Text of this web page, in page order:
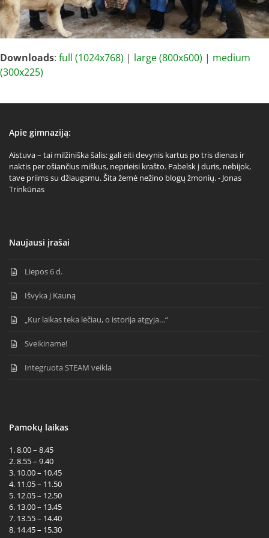
Downloads: full (1024x768) | large (800x600) | medium
(300x225)
Apie gimnaziją:
Aistuva – tai milžiniška šalis: gali eiti devynis kartus po tris dienas ir
naktis per ošiančius miškus, neprieisi krašto. Pabelsk į duris, nebijok,
tave priims su džiaugsmu. Šita žemė nežino blogų žmonių. - Jonas
Trinkūnas
Naujausi įrašai
Liepos 6 d.
Išvyka į Kauną
„Kur laikas teka lėčiau, o istorija atgyja…“
Sveikiname!
Integruota STEAM veikla
Pamokų laikas
1. 8.00 – 8.45
2. 8.55 – 9.40
3. 10.00 – 10.45
4. 11.05 – 11.50
5. 12.05 – 12.50
6. 13.00 – 13.45
7. 13.55 – 14.40
8. 14.45 – 15.30